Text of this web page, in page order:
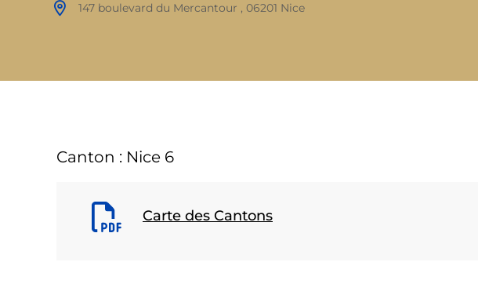
147 boulevard du Mercantour , 06201 Nice
Canton : Nice 6
Carte des Cantons